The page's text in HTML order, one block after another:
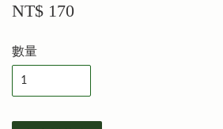
NT$ 170
數量